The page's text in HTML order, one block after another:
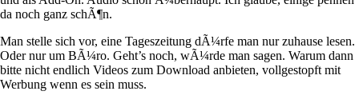
da noch ganz schÃ¶n.
Man stelle sich vor, eine Tageszeitung dÃ¼rfe man nur zuhause lesen.
Oder nur um BÃ¼ro. Geht’s noch, wÃ¼rde man sagen. Warum dann
bitte nicht endlich Videos zum Download anbieten, vollgestopft mit
Werbung wenn es sein muss.